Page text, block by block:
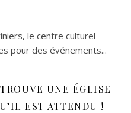
le centre culturel
pour des événements...
UNE ÉGLISE
EST ATTENDU !